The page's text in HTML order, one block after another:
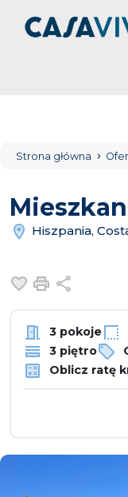
Strona główna
Hiszpania,
Dodaj do
Drukuj
3 pokoje
3 piętro
Oblicz ratę